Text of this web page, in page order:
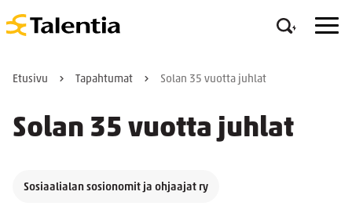
Etusivu Tapahtumat Solan 35 vuotta juhlat
Solan 35 vuotta juhlat
Sosiaalialan sosionomit ja ohjaajat ry